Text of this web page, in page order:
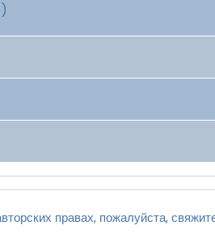
правах, пожалуйста,